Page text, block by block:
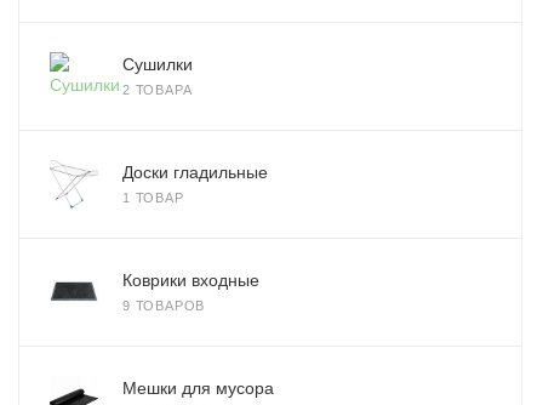
Сушилки
2 ТОВАРА
Доски гладильные
1 ТОВАР
Коврики входные
9 ТОВАРОВ
Мешки для мусора